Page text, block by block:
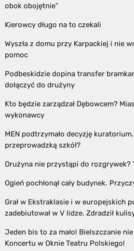
obok obojętnie”
Kierowcy długo na to czekali
Wyszła z domu przy Karpackiej i nie
pomoc
Podbeskidzie dopina transfer
dołączyć do drużyny
Kto będzie zarządzał Dębowcem?
wykonawcy
MEN podtrzymało decyzję
przeprowadzką szkół?
Drużyna nie przystąpi do rozgrywek?
Ogień pochłonął cały budynek.
Grał w Ekstraklasie i w europejskich
zadebiutował w V lidze. Zdradził
Jeden bis to za mało! Bielszczanie
Koncertu w Oknie Teatru Polskiego!